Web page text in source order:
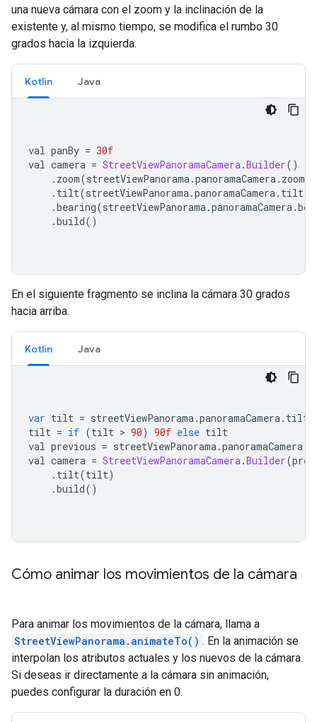
una nueva cámara con el zoom y la inclinación de la
existente y, al mismo tiempo, se modifica el rumbo 30
grados hacia la izquierda.
Kotlin Java
val panBy = 30f
val camera = StreetViewPanoramaCamera .Builder()
. zoom(streetViewPanorama .panoramaCamera . zoom
. tilt(streetViewPanorama .panoramaCamera . tilt
.bearing(streetViewPanorama .panoramaCamera .
.build()
En el siguiente fragmento se inclina la cámara 30 grados
hacia arriba.
Kotlin Java
var tilt = streetViewPanorama .panoramaCamera . tilt
tilt = if (tilt > 90) 90f else tilt
val previous = streetViewPanorama .panoramaCamera
val camera = StreetViewPanoramaCamera .Builder(
. tilt(tilt)
.build()
Cómo animar los movimientos de la cámara
Para animar los movimientos de la cámara, llama a
StreetViewPanorama.animateTo() . En la animación se
interpolan los atributos actuales y los nuevos de la cámara.
Si deseas ir directamente a la cámara sin animación,
puedes configurar la duración en 0.